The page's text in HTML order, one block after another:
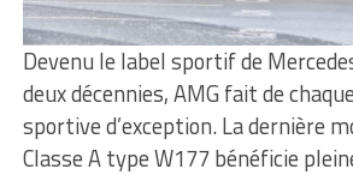
Devenu le label sportif de
deux décennies, AMG fait de
sportive d’exception. La dernière
Classe A type W177 bénéficie